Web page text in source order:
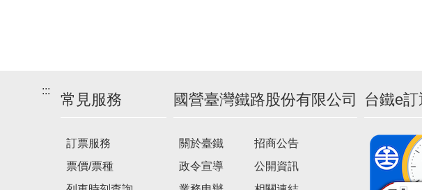
:::
常見服務
訂票服務
票價/票種
國營臺灣鐵路股份有限公司
關於臺鐵
政令宣導
招商公告
公開資訊
台鐵e訂